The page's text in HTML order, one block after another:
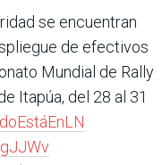
se encuentran
de efectivos
Mundial de Rally
Itapúa, del 28 al 31